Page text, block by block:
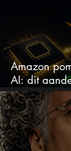
Amazon
AI: dit
explosief